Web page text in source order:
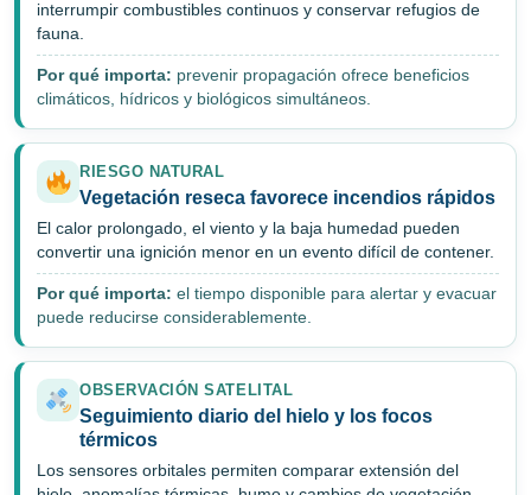
interrumpir combustibles continuos y conservar refugios de
fauna.
Por qué importa: prevenir propagación ofrece beneficios
climáticos, hídricos y biológicos simultáneos.
RIESGO NATURAL
Vegetación reseca favorece incendios rápidos
El calor prolongado, el viento y la baja humedad pueden
convertir una ignición menor en un evento difícil de contener.
Por qué importa: el tiempo disponible para alertar y evacuar
puede reducirse considerablemente.
OBSERVACIÓN SATELITAL
Seguimiento diario del hielo y los focos
térmicos
Los sensores orbitales permiten comparar extensión del